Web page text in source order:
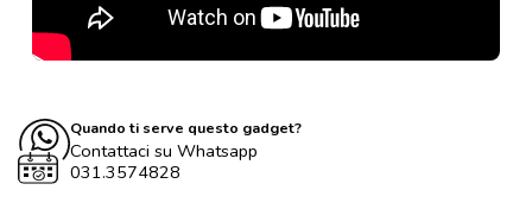
Quando ti serve questo gadget?
Contattaci su Whatsapp
031.3574828